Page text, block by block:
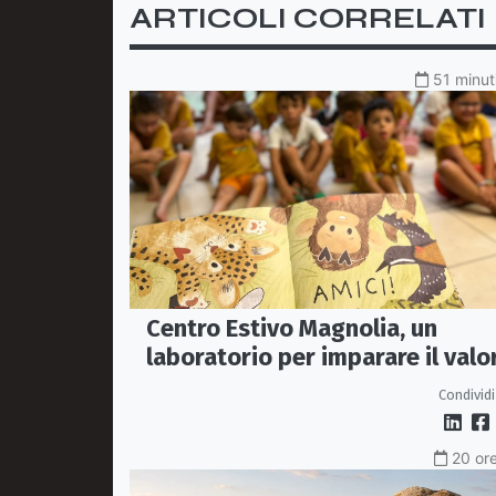
ARTICOLI CORRELATI
51
Centro Estivo Magnolia, un
laboratorio per imparare il
dell'inclusione attraverso
20